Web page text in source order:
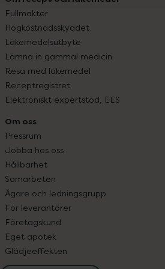
Fullmakter
Högkostnadsskyddet
Läkemedelsutbyte
Lämna in gammal medicin
Resa med läkemedel
Receptregistret
Elektroniskt expertstöd, EES
Om oss
Pressrum
Jobba hos oss
Hållbarhet
Samarbeten
Ägare och ledningsgrupp
För leverantörer
Företagskund
Eget apotek
Glädjeeffekten